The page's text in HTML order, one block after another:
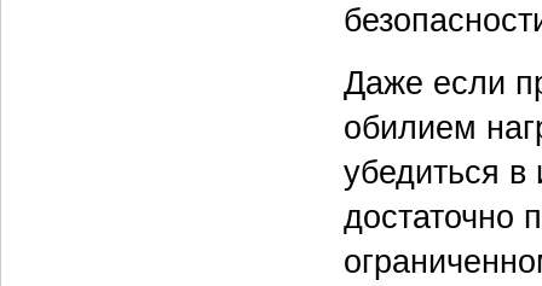
Даже если
обилием
убедиться в
достаточно